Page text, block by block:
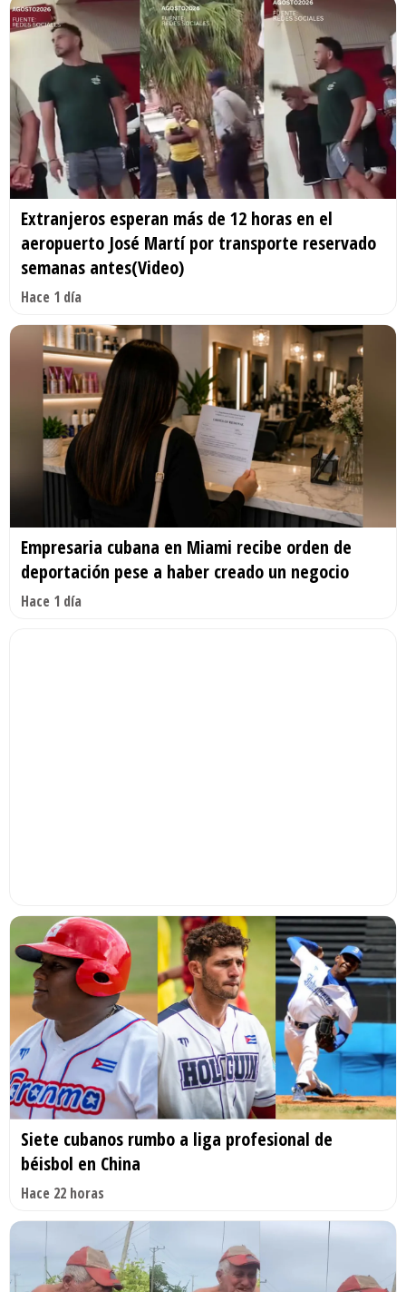
Extranjeros esperan más de 12 horas en el
aeropuerto José Martí por transporte reservado
semanas antes(Video)
Hace 1 día
Empresaria cubana en Miami recibe orden de
deportación pese a haber creado un negocio
Hace 1 día
Siete cubanos rumbo a liga profesional de
béisbol en China
Hace 22 horas